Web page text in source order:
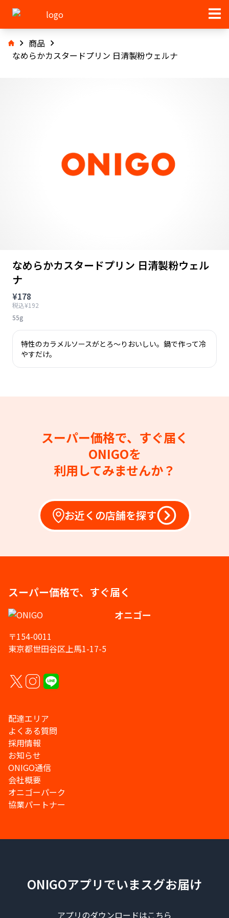
商品
なめらかカスタードプリン 日清製粉ウェルナ
なめらかカスタードプリン 日清製粉ウェル
ナ
¥178
税込¥192
55g
特性のカラメルソースがとろ～りおいしい。鍋で作って冷
やすだけ。
スーパー価格で、すぐ届く
ONIGOを
利用してみませんか？
お近くの店舗を探す
スーパー価格で、すぐ届く
オニゴー
〒154-0011
東京都世田谷区上馬1-17-5
配達エリア
よくある質問
採用情報
お知らせ
ONIGO通信
会社概要
オニゴーパーク
協業パートナー
ONIGOアプリでいまスグお届け
アプリのダウンロードはこちら